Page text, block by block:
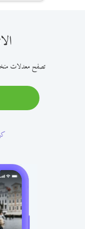
تصفح معدلات